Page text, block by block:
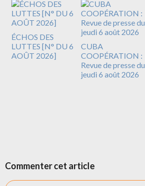
ÉCHOS DES
LUTTES [N° DU 6
AOÛT 2026]
CUBA
COOPÉRATION :
Revue de presse du
jeudi 6 août 2026
Commenter cet article